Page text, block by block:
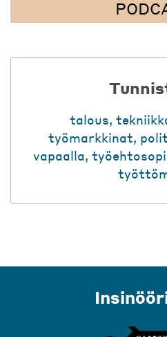
talous,
työmarkkinat,
vapaalla,